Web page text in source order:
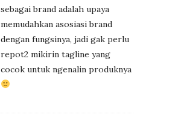
sebagai brand adalah upaya
memudahkan asosiasi brand
dengan fungsinya, jadi gak perlu
repot2 mikirin tagline yang
cocok untuk ngenalin produknya